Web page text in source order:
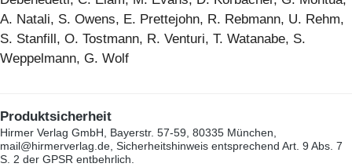
A. Natali, S. Owens, E. Prettejohn, R. Rebmann, U. Rehm,
S. Stanfill, O. Tostmann, R. Venturi, T. Watanabe, S.
Weppelmann, G. Wolf
Produktsicherheit
Hirmer Verlag GmbH, Bayerstr. 57-59, 80335 München,
mail@hirmerverlag.de, Sicherheitshinweis entsprechend Art. 9 Abs. 7
S. 2 der GPSR entbehrlich.